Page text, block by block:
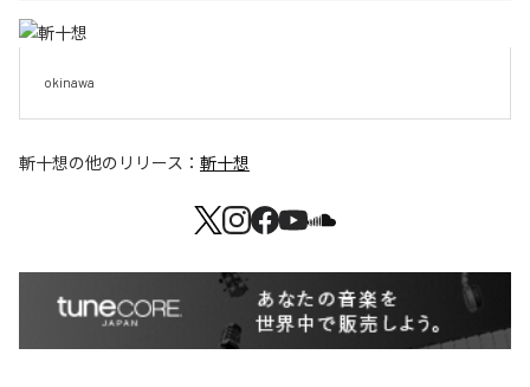
okinawa
斬十想の他のリリース： 斬十想